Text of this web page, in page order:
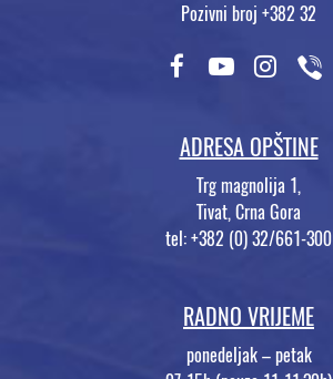
Pozivni broj +382 32
ADRESA OPŠTINE
Trg magnolija 1,
Tivat, Crna Gora
tel: +382 (0) 32/661-300
RADNO VRIJEME
ponedeljak – petak